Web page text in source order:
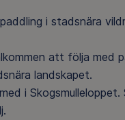
i stadsnära
att följa med
landskapet.
i Skogsmulleloppet.